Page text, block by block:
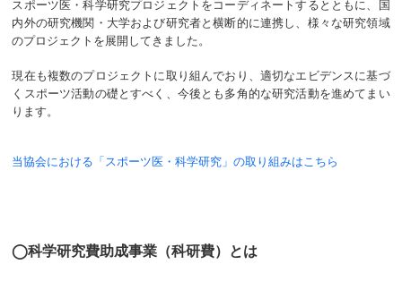
スポーツ医・科学研究プロジェクトをコーディネートするとともに、国
内外の研究機関・大学および研究者と横断的に連携し、様々な研究領域
のプロジェクトを展開してきました。
現在も複数のプロジェクトに取り組んでおり、適切なエビデンスに基づ
くスポーツ活動の礎とすべく、今後とも多角的な研究活動を進めてまい
ります。
当協会における「スポーツ医・科学研究」の取り組みはこちら
◯科学研究費助成事業（科研費）とは